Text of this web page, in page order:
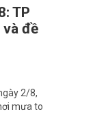
TP
và đề
2/8,
mưa to